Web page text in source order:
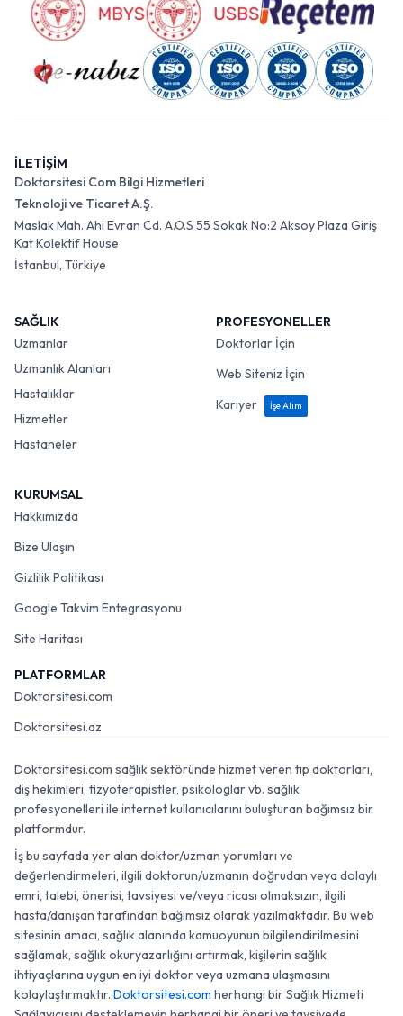
İLETİŞİM
Doktorsitesi Com Bilgi Hizmetleri
Teknoloji ve Ticaret A.Ş.
Maslak Mah. Ahi Evran Cd. A.O.S 55 Sokak No:2 Aksoy Plaza Giriş
Kat Kolektif House
İstanbul, Türkiye
SAĞLIK
Uzmanlar
Uzmanlık Alanları
Hastalıklar
Hizmetler
Hastaneler
PROFESYONELLER
Doktorlar İçin
Web Siteniz İçin
Kariyer
İşe Alım
KURUMSAL
Hakkımızda
Bize Ulaşın
Gizlilik Politikası
Google Takvim Entegrasyonu
Site Haritası
PLATFORMLAR
Doktorsitesi.com
Doktorsitesi.az
Doktorsitesi.com sağlık sektöründe hizmet veren tıp doktorları,
diş hekimleri, fizyoterapistler, psikologlar vb. sağlık
profesyonelleri ile internet kullanıcılarını buluşturan bağımsız bir
platformdur.
İş bu sayfada yer alan doktor/uzman yorumları ve
değerlendirmeleri, ilgili doktorun/uzmanın doğrudan veya dolaylı
emri, talebi, önerisi, tavsiyesi ve/veya ricası olmaksızın, ilgili
hasta/danışan tarafından bağımsız olarak yazılmaktadır. Bu web
sitesinin amacı, sağlık alanında kamuoyunun bilgilendirilmesini
sağlamak, sağlık okuryazarlığını artırmak, kişilerin sağlık
ihtiyaçlarına uygun en iyi doktor veya uzmana ulaşmasını
kolaylaştırmaktır. Doktorsitesi.com herhangi bir Sağlık Hizmeti